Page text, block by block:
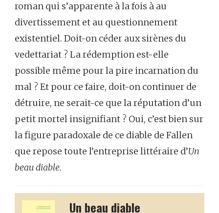
roman qui s’apparente à la fois à au
divertissement et au questionnement
existentiel. Doit-on céder aux sirènes du
vedettariat ? La rédemption est-elle
possible même pour la pire incarnation du
mal ? Et pour ce faire, doit-on continuer de
détruire, ne serait-ce que la réputation d’un
petit mortel insignifiant ? Oui, c’est bien sur
la figure paradoxale de ce diable de Fallen
que repose toute l’entreprise littéraire d’Un
beau diable.
Un beau diable